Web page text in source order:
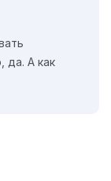
да. А как